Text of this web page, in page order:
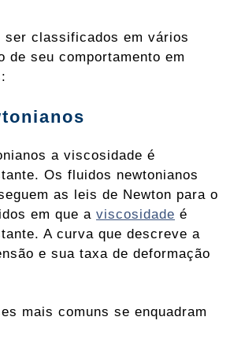
ser classificados em vários
de seu comportamento em
a viscosidade é
Os fluidos newtonianos
as leis de Newton para o
em que a viscosidade é
A curva que descreve a
e sua taxa de deformação
mais comuns se enquadram